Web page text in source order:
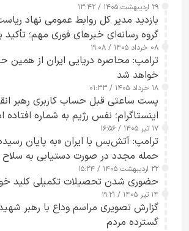
۲۹ اردیبهشت ۱۴۰۵ / ۱۳:۴۲
بازدید مدیر کل روابط عمومی نهاد
گروه رسانه‌ای خبرهای فوری مهم؛
رسانه‌های هوشمند و مسئول در ارتقای
۰۸ خرداد ۱۴۰۵ / ۱۹:۰۸
ترامپ: محاصره دریایی ایران از همین
خواهد شد
۱۸ خرداد ۱۴۰۵ / ۰۱:۳۳
پست ساعتی قبل حساب کاربری رهبر
اینستاگرام؛ نفس رژیم به شماره
۱۷ تیر ۱۴۰۵ / ۱۶:۵۶
ترامپ: آتش‌بس با ایران «به پایان
حمله مجدد در صورت دستیابی به
۲۲ اردیبهشت ۱۴۰۵ / ۱۵:۲۴
حضوری شدن تحصیلات تکمیلی کلید
۱۴ تیر ۱۴۰۵ / ۱۹:۲۱
گزارش تصویری مراسم وداع با رهبر
گسترده مردم